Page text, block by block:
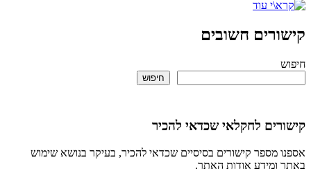
חשובים
לחקלאי שכדאי להכיר
מספר קישורים בסיסיים שכדאי להכיר, בעיקר בנושא שימוש
אודות האתר.